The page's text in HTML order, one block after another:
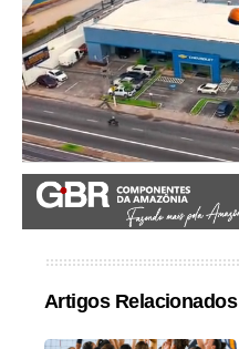
Artigos Relacionados